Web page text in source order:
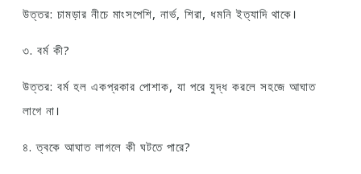
উত্তর: চামড়ার নীচে মাংসপেশি, নার্ভ, শিরা, ধমনি ইত্যাদি থাকে।
৩. বর্ম কী?
উত্তর: বর্ম হল একপ্রকার পোশাক, যা পরে যুদ্ধ করলে সহজে আঘাত
লাগে না।
৪. ত্বকে আঘাত লাগলে কী ঘটতে পারে?